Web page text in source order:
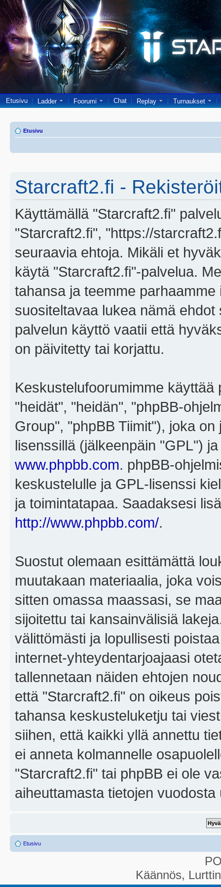
Etusivu Ladder Foorumi Chat Replay Turnaukset
Etusivu
Starcraft2.fi -
Käyttämällä "Starcraft2.fi"
"Starcraft2.fi", "https://
seuraavia ehtoja. Mikäli et
käytä "Starcraft2.fi"-palvelua.
tahansa ja teemme
suositeltavaa lukea nämä
palvelun käyttö vaatii että
on päivitetty tai korjattu.
Keskustelufoorumimme
"heidät", "heidän", "phpBB-
Group", "phpBB Tiimit"), joka on
lisenssillä (jälkeenpäin "GPL")
www.phpbb.com. phpBB-
keskustelulle ja GPL-lisenssi
ja toimintatapaa. Saadaksesi
http://www.phpbb.com/.
Suostut olemaan esittämättä
muutakaan materiaalia, joka
sitten omassa maassasi, se
sijoitettu tai kansainvälisiä
välittömästi ja lopullisesti
internet-yhteydentarjoajaasi
tallennetaan näiden ehtojen
että "Starcraft2.fi" on oikeus
tahansa keskusteluketju tai
siihen, että kaikki yllä annettu
ei anneta kolmannelle
"Starcraft2.fi" tai phpBB ei ole
aiheuttamasta tietojen
Etusivu
Käännös,